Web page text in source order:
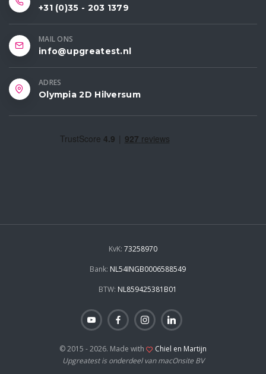
+31 (0)35 - 203 1379
MAIL ONS
info@upgreatest.nl
ADRES
Olympia 2D Hilversum
KvK: 73258970
Bank: NL54INGB0006588549
BTW: NL859425381B01
© 2015 - 2026. Made with
Chiel en Martijn
Upgreatest is onderdeel van macOnsite BV